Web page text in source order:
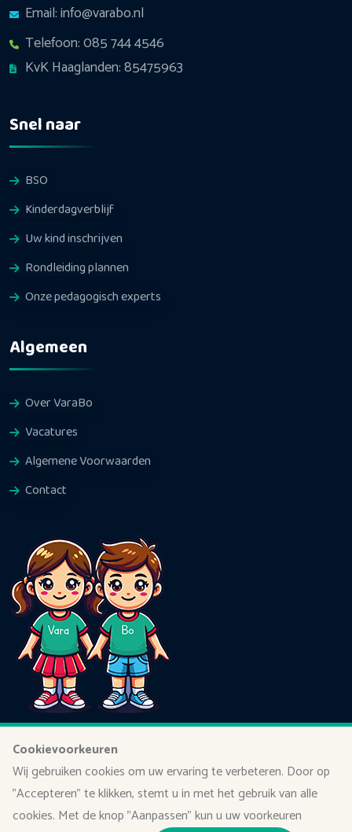
Email: info@varabo.nl
Telefoon: 085 744 4546
KvK Haaglanden: 85475963
Snel naar
BSO
Kinderdagverblijf
Uw kind inschrijven
Rondleiding plannen
Onze pedagogisch experts
Algemeen
Over VaraBo
Vacatures
Algemene Voorwaarden
Contact
Cookievoorkeuren
Wij gebruiken cookies om uw ervaring te verbeteren. Door op
"Accepteren" te klikken, stemt u in met het gebruik van alle
cookies. Met de knop "Aanpassen" kun u uw voorkeuren